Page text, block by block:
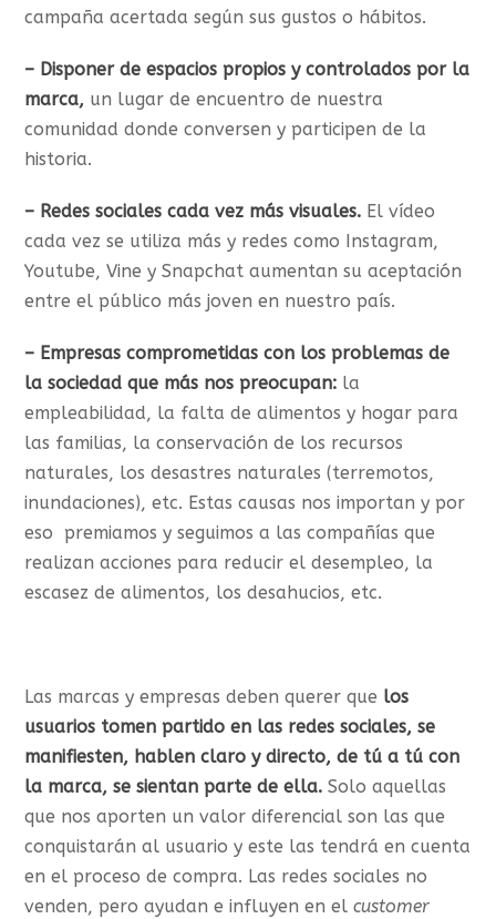
campaña acertada según sus gustos o hábitos.
– Disponer de espacios propios y controlados por la
marca, un lugar de encuentro de nuestra
comunidad donde conversen y participen de la
historia.
– Redes sociales cada vez más visuales. El vídeo
cada vez se utiliza más y redes como Instagram,
Youtube, Vine y Snapchat aumentan su aceptación
entre el público más joven en nuestro país.
– Empresas comprometidas con los problemas de
la sociedad que más nos preocupan: la
empleabilidad, la falta de alimentos y hogar para
las familias, la conservación de los recursos
naturales, los desastres naturales (terremotos,
inundaciones), etc. Estas causas nos importan y por
eso premiamos y seguimos a las compañías que
realizan acciones para reducir el desempleo, la
escasez de alimentos, los desahucios, etc.
Las marcas y empresas deben querer que los
usuarios tomen partido en las redes sociales, se
manifiesten, hablen claro y directo, de tú a tú con
la marca, se sientan parte de ella. Solo aquellas
que nos aporten un valor diferencial son las que
conquistarán al usuario y este las tendrá en cuenta
en el proceso de compra. Las redes sociales no
venden, pero ayudan e influyen en elcustomer